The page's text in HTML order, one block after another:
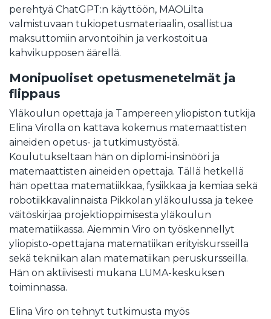
perehtyä ChatGPT:n käyttöön, MAOLilta
valmistuvaan tukiopetusmateriaalin, osallistua
maksuttomiin arvontoihin ja verkostoitua
kahvikupposen äärellä.
Monipuoliset opetusmenetelmät ja
flippaus
Yläkoulun opettaja ja Tampereen yliopiston tutkija
Elina Virolla on kattava kokemus matemaattisten
aineiden opetus- ja tutkimustyöstä.
Koulutukseltaan hän on diplomi-insinööri ja
matemaattisten aineiden opettaja. Tällä hetkellä
hän opettaa matematiikkaa, fysiikkaa ja kemiaa sekä
robotiikkavalinnaista Pikkolan yläkoulussa ja tekee
väitöskirjaa projektioppimisesta yläkoulun
matematiikassa. Aiemmin Viro on työskennellyt
yliopisto-opettajana matematiikan erityiskursseilla
sekä tekniikan alan matematiikan peruskursseilla.
Hän on aktiivisesti mukana LUMA-keskuksen
toiminnassa.
Elina Viro on tehnyt tutkimusta myös